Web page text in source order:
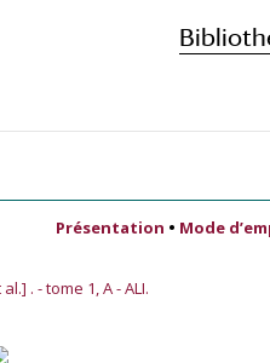
Présentation • Mode
. - tome 1, A - ALI.